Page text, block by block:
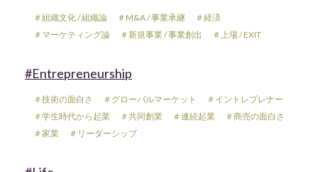
＃組織文化 / 組織論 ＃M&A / 事業承継
＃経済
＃マーケティング論
＃新規事業 / 事業創出 ＃上場 / EXIT
#Entrepreneurship
＃技術の面白さ ＃グローバルマーケット
＃イントレプレナー
＃学生時代から起業
＃共同創業 ＃連続起業
＃商売の面白さ
＃家業
＃リーダーシップ